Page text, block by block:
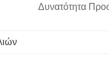
Δυνατότητα